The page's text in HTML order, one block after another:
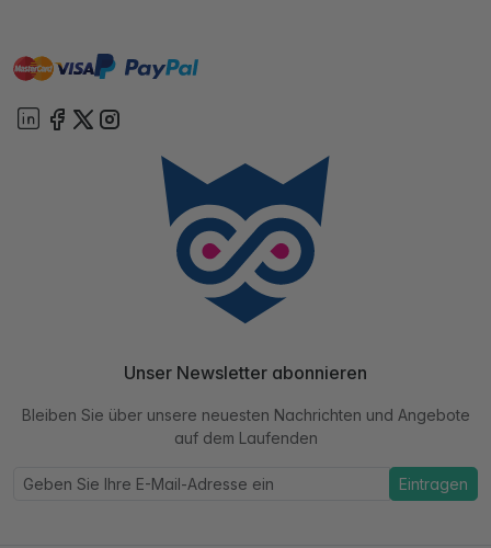
mastervisa paypal
Unser Newsletter abonnieren
Bleiben Sie über unsere neuesten Nachrichten und Angebote
auf dem Laufenden
Eintragen